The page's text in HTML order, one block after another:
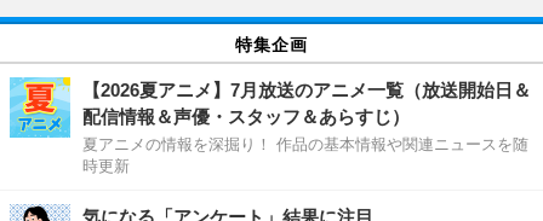
特集企画
【2026夏アニメ】7月放送のアニメ一覧（放送開始日＆
配信情報＆声優・スタッフ＆あらすじ）
夏アニメの情報を深掘り！ 作品の基本情報や関連ニュースを随
時更新
気になる「アンケート」結果に注目